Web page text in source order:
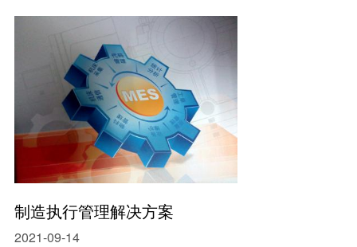
制造执行管理解决方案
2021-09-14